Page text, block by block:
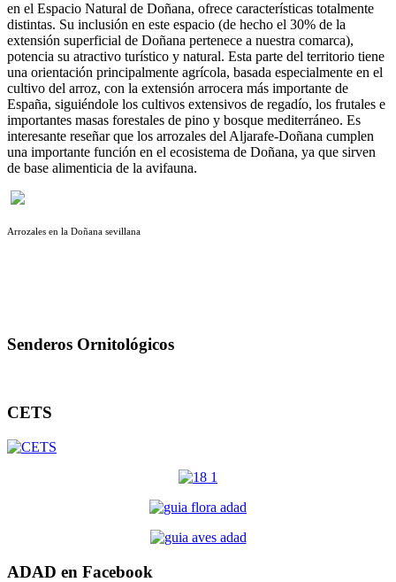
en el Espacio Natural de Doñana, ofrece características totalmente
distintas. Su inclusión en este espacio (de hecho el 30% de la
extensión superficial de Doñana pertenece a nuestra comarca),
potencia su atractivo turístico y natural. Esta parte del territorio tiene
una orientación principalmente agrícola, basada especialmente en el
cultivo del arroz, con la extensión arrocera más importante de
España, siguiéndole los cultivos extensivos de regadío, los frutales e
importantes masas forestales de pino y bosque mediterráneo. Es
interesante reseñar que los arrozales del Aljarafe-Doñana cumplen
una importante función en el ecosistema de Doñana, ya que sirven
de base alimenticia de la avifauna.
Arrozales en la Doñana sevillana
Senderos Ornitológicos
CETS
ADAD en Facebook